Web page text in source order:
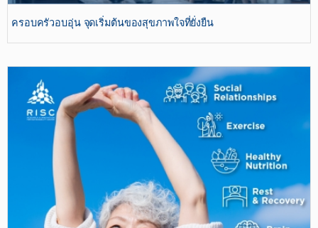
ครอบครัวอบอุ่น จุดเริ่มต้นของสุขภาพใจที่ยั่งยืน